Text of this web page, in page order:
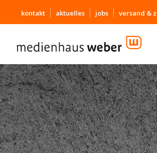
kontakt aktuelles jobs versand &